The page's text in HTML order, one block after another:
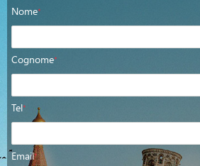
Nome*
Cognome*
Tel*
Email*